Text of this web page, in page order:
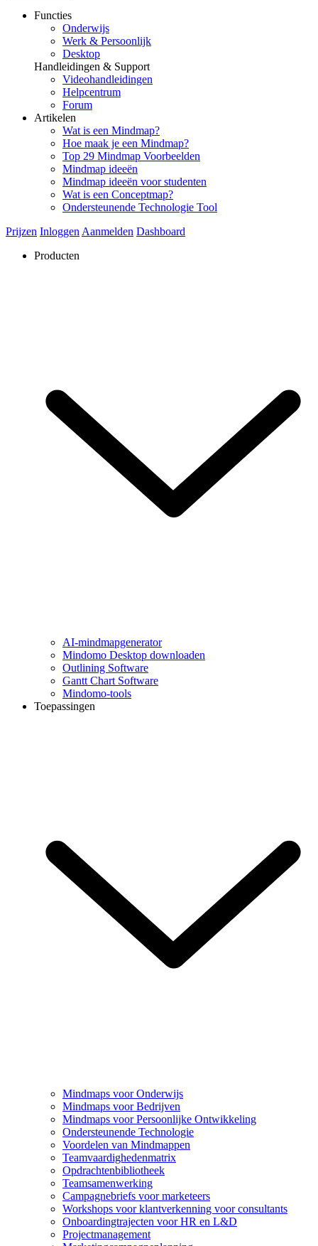
Functies
Onderwijs
Werk & Persoonlijk
Desktop
Handleidingen & Support
Videohandleidingen
Helpcentrum
Forum
Artikelen
Wat is een Mindmap?
Hoe maak je een Mindmap?
Top 29 Mindmap Voorbeelden
Mindmap ideeën
Mindmap ideeën voor studenten
Wat is een Conceptmap?
Ondersteunende Technologie Tool
Prijzen Inloggen Aanmelden Dashboard
Producten
AI-mindmapgenerator
Mindomo Desktop downloaden
Outlining Software
Gantt Chart Software
Mindomo-tools
Toepassingen
Mindmaps voor Onderwijs
Mindmaps voor Bedrijven
Mindmaps voor Persoonlijke Ontwikkeling
Ondersteunende Technologie
Voordelen van Mindmappen
Teamvaardighedenmatrix
Opdrachtenbibliotheek
Teamsamenwerking
Campagnebriefs voor marketeers
Workshops voor klantverkenning voor consultants
Onboardingtrajecten voor HR en L&D
Projectmanagement